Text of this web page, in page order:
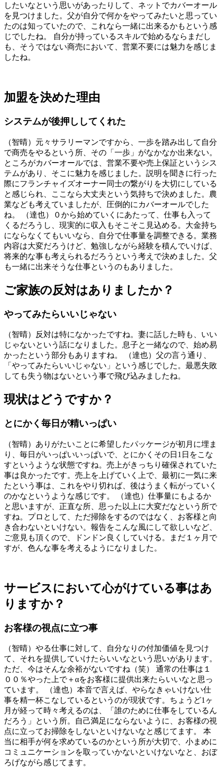
したいなという思いがあったりして、ネットでカバーオール
を見つけました。父が自分で何かをやってみたいと思ってい
たのは知っていたので、これなら一緒に出来るかもという感
じでしたね。 自分が持っているスキルで始めるならまだし
も、そうではない商売において、営業不要には魅力を感じま
したね。
加盟を決めた理由
システムが後押ししてくれた
（智晴）元々サラリーマンですから、一歩を踏み出して自分
で商売をやるという所、その「一歩」がなかなか出来ない。
ところがカバーオールでは、営業不要や売上保証というシス
テムがあり、そこに魅力を感じました。説明を聞きに行った
際にフランチャイズオーナー同士の繋がりを大切にしている
と感じられ、ここなら大丈夫という気持ちで決めました。農
業なども考えていましたが、圧倒的にカバーオールでした
ね。 （達也）０から始めていくにあたって、仕事も入って
くるだろうし、現実的に収入もそこそこ見込める。大金持ち
にならなくてもいいなら、自分で仕事量を調整できる。業務
内容は大変だろうけど、勉強しながら経験を積んでいけば、
将来的な事も考えられるだろうという考えで決めました。父
も一緒に出来そうな仕事というのもありました。
ご家族の反対はありましたか？
やってみたらいいじゃない
（智晴）反対は特になかったですね。妻に話した時も、いい
じゃないという話になりました。息子と一緒なので、始め易
かったという部分もありますね。 （達也）父の言う通り、
「やってみたらいいじゃない」という感じでした。最悪失敗
しても失う物はないという事で飛び込みましたね。
現状はどうですか？
とにかく毎日が精いっぱい
（智晴）ありがたいことに希望したパッケージが初月に埋ま
り、毎日がいっぱいいっぱいで、とにかくその日1日をこな
すというような状態ですね。売上がきっちり確保されていた
事は良かったです。売上を上げていく上で、最初に一気に来
たという事は、これをやり切れば、後はうまく転がっていく
のかなというような感じです。 （達也）仕事量にもよるか
と思いますが、正直な所、思った以上に大変だなという所で
すね。プロとして、ただ掃除をするのではなく、お客様と向
き合わないといけない。報告をこんな風にして欲しいなど、
ご意見も頂くので、ドンドン良くしていける。まだ１ヶ月で
すが、色んな事を考えるようになりました。
サービスにおいて心がけている事はあ
りますか？
お客様の視点に立つ事
（智晴）やる仕事に対して、自分なりの付加価値を見つけ
て、それを提供していけたらいいなという思いがあります。
ただ、今はそんな余裕がないですね（笑） 通常の仕事は１
００％やった上で＋αをお客様に提供出来たらいいなと思っ
ています。 （達也）本音で言えば、やらなきゃいけない仕
事を精一杯こなしているというのが現状です。ちょうど1ヶ
月が経って時々考えるのは、「誰のために仕事をしているん
だろう」という所。自己満足にならないように、お客様の視
点に立ってお掃除をしないといけないなと感じてます。 本
当に相手が何を求めているのかという所が大切で、小まめに
コミュニケーションを取っていかないといけないなと、おぼ
ろげながら感じてます。